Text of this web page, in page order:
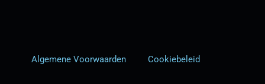
Algemene Voorwaarden Cookiebeleid